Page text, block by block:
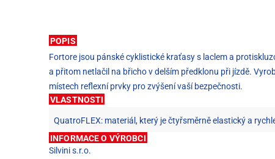
POPIS
Fortore jsou pánské cyklistické kraťasy s laclem a
a přitom netlačil na břicho v delším předklonu při jízdě.
místech reflexní prvky pro zvýšení vaší bezpečnosti.
VLASTNOSTI
QuatroFLEX: materiál, který je čtyřsměrně elastický a
INFORMACE O VÝROBCI
Silvini s.r.o.